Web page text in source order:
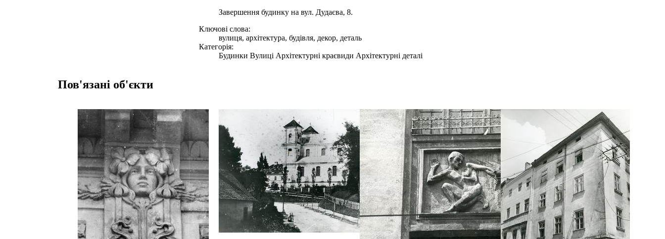
Завершення будинку на вул. Дудаєва, 8.
Ключові слова:
вулиця, архітектура, будівля, декор, деталь
Категорія:
Будинки Вулиці Архітектурні краєвиди Архітектурні деталі
Пов'язані об'єкти